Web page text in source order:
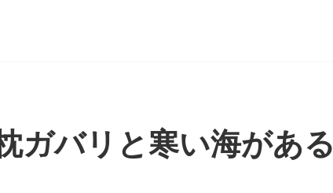
ガバリと寒い海がある